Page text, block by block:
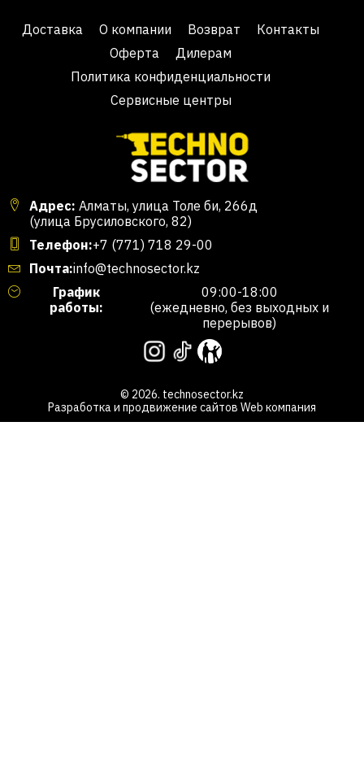
Доставка О компании Возврат
Контакты
Оферта
Дилерам
Политика конфиденциальности
Сервисные центры
Адрес: Алматы, улица Толе би, 266д
(улица Брусиловского, 82)
Телефон:+7 (771) 718 29-00
Почта:info@technosector.kz
График
работы:
09:00-18:00
(ежедневно, без выходных и
перерывов)
© 2026. technosector.kz
Разработка и продвижение сайтов Web компания